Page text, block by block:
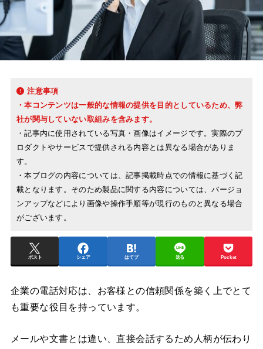
注意事項
・本コンテンツは一般的な情報の提供を目的としているため、弊
社が関与していない取組みを含みます。
・記事内に使用されている写真・画像はイメージです。実際のプ
ロダクトやサービスで提供される内容とは異なる場合がありま
す。
・本ブログの内容については、記事掲載時点での情報に基づく記
載となります。そのため製品に関する内容については、バージョ
ンアップなどにより画像や操作手順等が現行のものと異なる場合
がございます。
ポスト シェア はてブ 送る Pocket
企業の電話対応は、お客様との信頼関係を築く上でとて
も重要な役目を持っています。
メールや文書とは違い、直接会話するため人柄が伝わり